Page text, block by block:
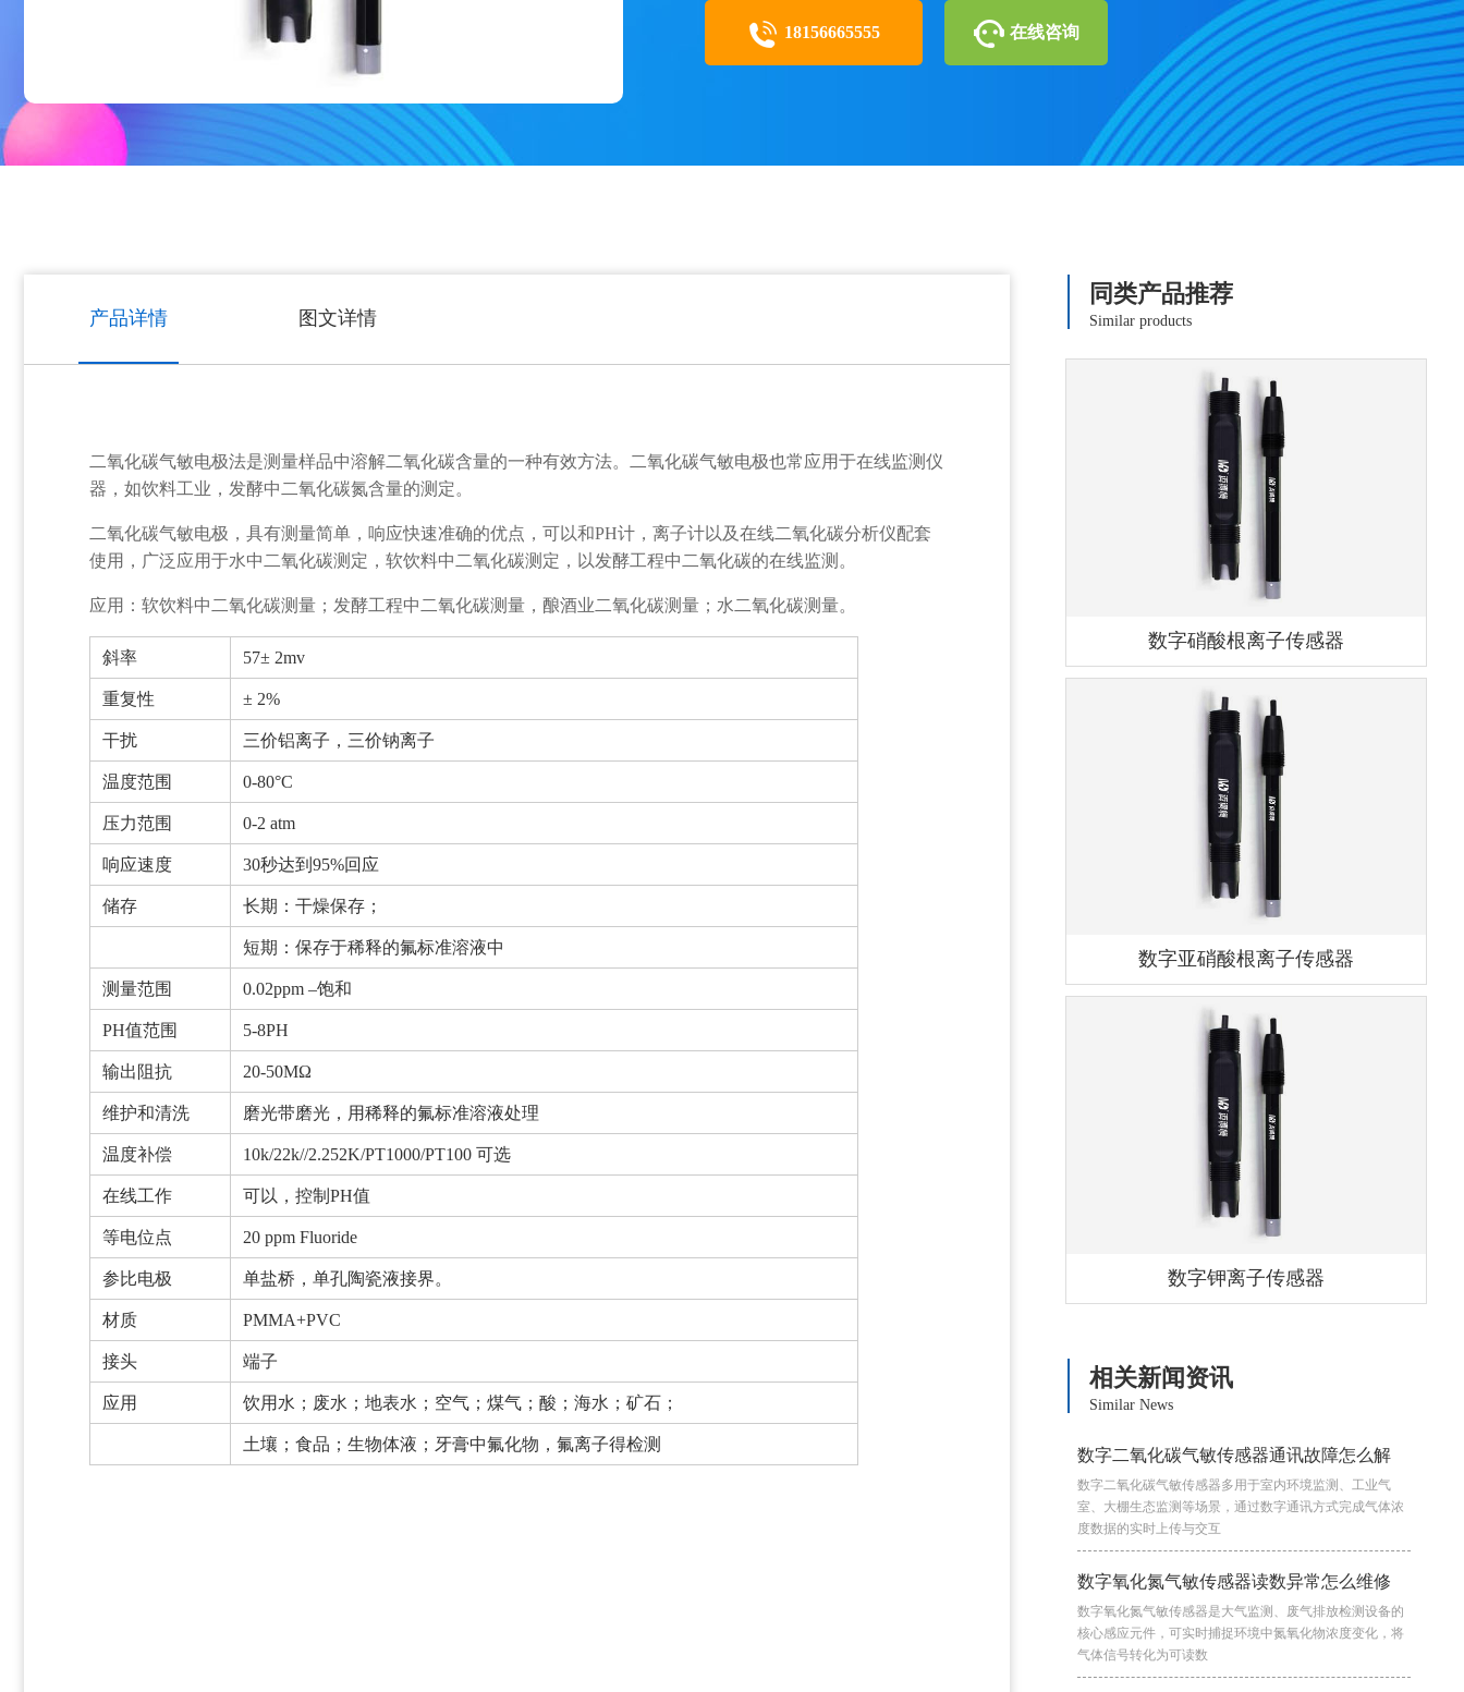
18156665555 在线咨询
产品详情 图文详情
二氧化碳气敏电极法是测量样品中溶解二氧化碳含量的一种有效方法。二氧化碳气敏电极也常应用于在线监测仪
器，如饮料工业，发酵中二氧化碳氮含量的测定。
二氧化碳气敏电极，具有测量简单，响应快速准确的优点，可以和PH计，离子计以及在线二氧化碳分析仪配套
使用，广泛应用于水中二氧化碳测定，软饮料中二氧化碳测定，以发酵工程中二氧化碳的在线监测。
应用：软饮料中二氧化碳测量；发酵工程中二氧化碳测量，酿酒业二氧化碳测量；水二氧化碳测量。
斜率 57± 2mv
重复性 ± 2%
干扰 三价铝离子，三价钠离子
温度范围 0-80°C
压力范围 0-2 atm
响应速度 30秒达到95%回应
储存 长期：干燥保存；
短期：保存于稀释的氟标准溶液中
测量范围 0.02ppm –饱和
PH值范围 5-8PH
输出阻抗 20-50MΩ
维护和清洗 磨光带磨光，用稀释的氟标准溶液处理
温度补偿 10k/22k//2.252K/PT1000/PT100 可选
在线工作 可以，控制PH值
等电位点 20 ppm Fluoride
参比电极 单盐桥，单孔陶瓷液接界。
材质 PMMA+PVC
接头 端子
应用 饮用水；废水；地表水；空气；煤气；酸；海水；矿石；
土壤；食品；生物体液；牙膏中氟化物，氟离子得检测
同类产品推荐
Similar products
数字硝酸根离子传感器
数字亚硝酸根离子传感器
数字钾离子传感器
相关新闻资讯
Similar News
数字二氧化碳气敏传感器通讯故障怎么解
数字二氧化碳气敏传感器多用于室内环境监测、工业气
室、大棚生态监测等场景，通过数字通讯方式完成气体浓
度数据的实时上传与交互
数字氧化氮气敏传感器读数异常怎么维修
数字氧化氮气敏传感器是大气监测、废气排放检测设备的
核心感应元件，可实时捕捉环境中氮氧化物浓度变化，将
气体信号转化为可读数